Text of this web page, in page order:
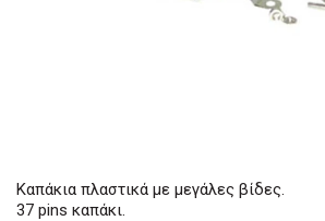
Καπάκια πλαστικά με μεγάλες βίδες.
37 pins καπάκι.